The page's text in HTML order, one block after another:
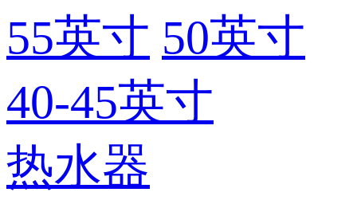
55英寸 50英寸
40-45英寸
热水器